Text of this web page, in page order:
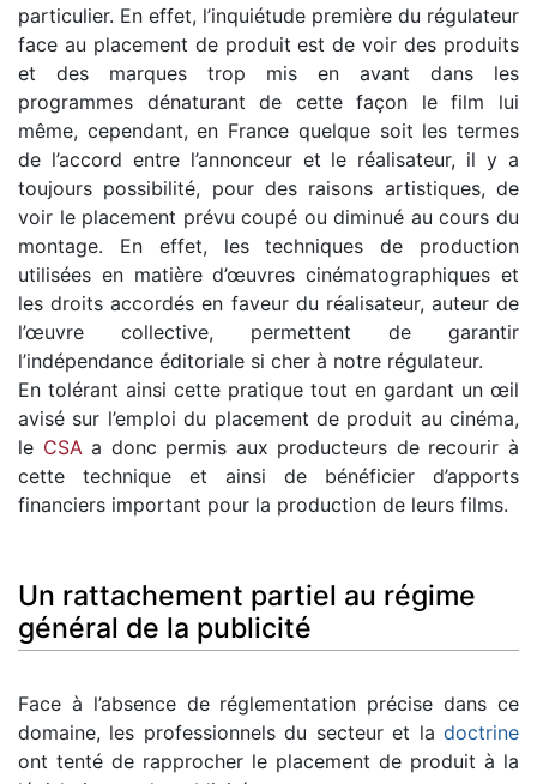
particulier. En effet, l’inquiétude première du régulateur
face au placement de produit est de voir des produits
et des marques trop mis en avant dans les
programmes dénaturant de cette façon le film lui
même, cependant, en France quelque soit les termes
de l’accord entre l’annonceur et le réalisateur, il y a
toujours possibilité, pour des raisons artistiques, de
voir le placement prévu coupé ou diminué au cours du
montage. En effet, les techniques de production
utilisées en matière d’œuvres cinématographiques et
les droits accordés en faveur du réalisateur, auteur de
l’œuvre collective, permettent de garantir
l’indépendance éditoriale si cher à notre régulateur.
En tolérant ainsi cette pratique tout en gardant un œil
avisé sur l’emploi du placement de produit au cinéma,
le CSA a donc permis aux producteurs de recourir à
cette technique et ainsi de bénéficier d’apports
financiers important pour la production de leurs films.
Un rattachement partiel au régime
général de la publicité
Face à l’absence de réglementation précise dans ce
domaine, les professionnels du secteur et la doctrine
ont tenté de rapprocher le placement de produit à la